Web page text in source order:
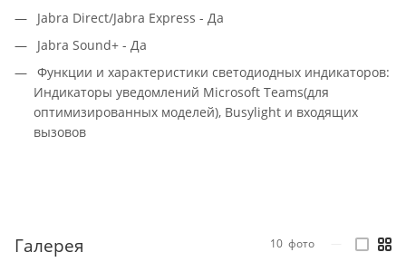
Jabra Direct/Jabra Express - Да
Jabra Sound+ - Да
Функции и характеристики светодиодных индикаторов:
Индикаторы уведомлений Microsoft Teams(для
оптимизированных моделей), Busylight и входящих
вызовов
Галерея 10 фото